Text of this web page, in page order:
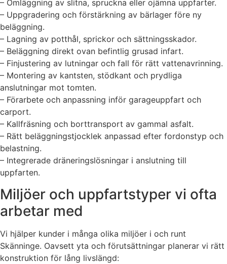
– Omläggning av slitna, spruckna eller ojämna uppfarter.
– Uppgradering och förstärkning av bärlager före ny
beläggning.
– Lagning av potthål, sprickor och sättningsskador.
– Beläggning direkt ovan befintlig grusad infart.
– Finjustering av lutningar och fall för rätt vattenavrinning.
– Montering av kantsten, stödkant och prydliga
anslutningar mot tomten.
– Förarbete och anpassning inför garageuppfart och
carport.
– Kallfräsning och borttransport av gammal asfalt.
– Rätt beläggningstjocklek anpassad efter fordonstyp och
belastning.
– Integrerade dräneringslösningar i anslutning till
uppfarten.
Miljöer och uppfartstyper vi ofta
arbetar med
Vi hjälper kunder i många olika miljöer i och runt
Skänninge. Oavsett yta och förutsättningar planerar vi rätt
konstruktion för lång livslängd: